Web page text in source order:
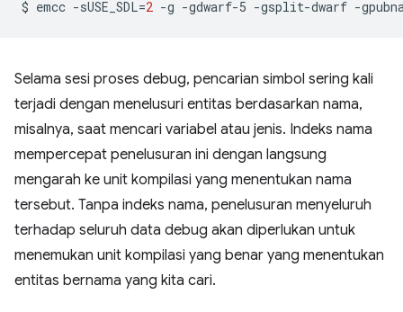
$ emcc -sUSE_SDL=2 -g -gdwarf-5 -gsplit-dwarf -
Selama sesi proses debug, pencarian simbol sering kali
terjadi dengan menelusuri entitas berdasarkan nama,
misalnya, saat mencari variabel atau jenis. Indeks nama
mempercepat penelusuran ini dengan langsung
mengarah ke unit kompilasi yang menentukan nama
tersebut. Tanpa indeks nama, penelusuran menyeluruh
terhadap seluruh data debug akan diperlukan untuk
menemukan unit kompilasi yang benar yang menentukan
entitas bernama yang kita cari.